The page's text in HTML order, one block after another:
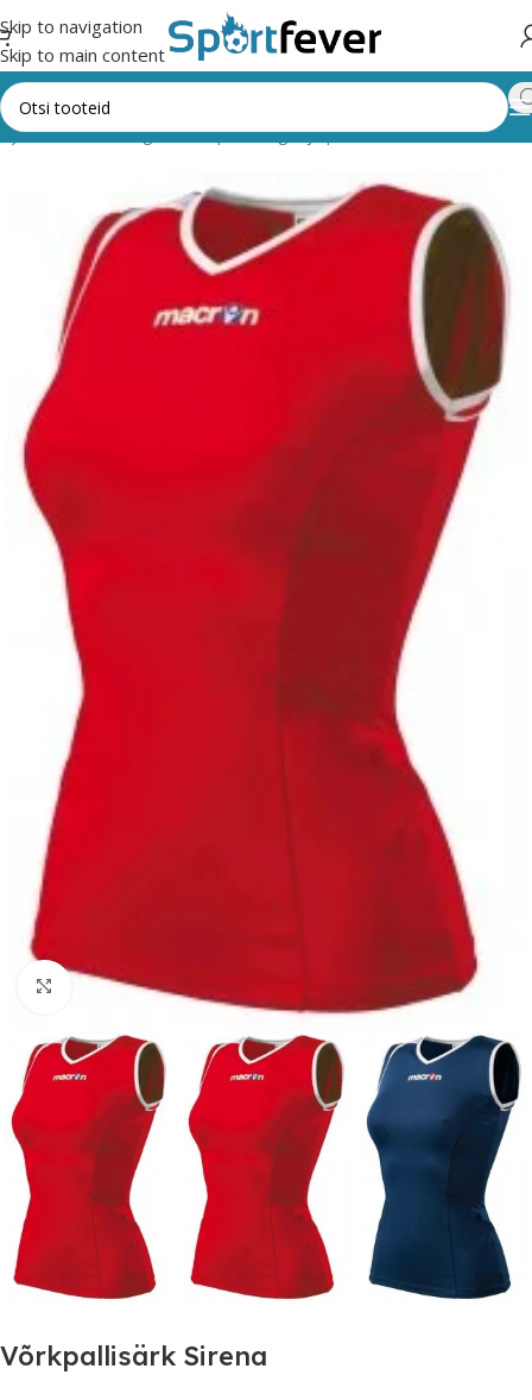
Skip to navigation
Skip to main content
Pallimängud Võrkpall Särgid ja püksid naistele Macron
Suurendamiseks klõpsake
Võrkpallisärk Sirena